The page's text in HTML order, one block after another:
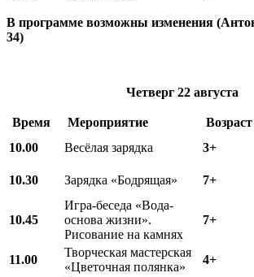
В программе возможны изменения
34)
Четверг 22 августа
Время Мероприятие Возраст
10.00
Весёлая зарядка 3+
10.30 Зарядка «Бодрящая» 7+
10.45
Игра-беседа «Вода-
основа жизни».
Рисование на камнях
7+
11.00
Творческая мастерская
«Цветочная полянка»
4+